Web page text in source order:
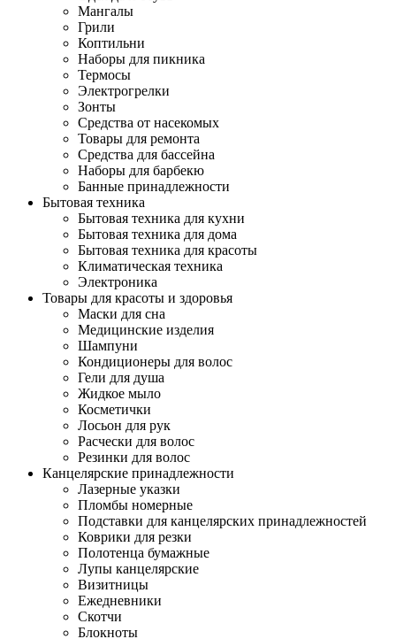
Мангалы
Грили
Коптильни
Наборы для пикника
Термосы
Электрогрелки
Зонты
Средства от насекомых
Товары для ремонта
Средства для бассейна
Наборы для барбекю
Банные принадлежности
Бытовая техника
Бытовая техника для кухни
Бытовая техника для дома
Бытовая техника для красоты
Климатическая техника
Электроника
Товары для красоты и здоровья
Маски для сна
Медицинские изделия
Шампуни
Кондиционеры для волос
Гели для душа
Жидкое мыло
Косметички
Лосьон для рук
Расчески для волос
Резинки для волос
Канцелярские принадлежности
Лазерные указки
Пломбы номерные
Подставки для канцелярских принадлежностей
Коврики для резки
Полотенца бумажные
Лупы канцелярские
Визитницы
Ежедневники
Скотчи
Блокноты